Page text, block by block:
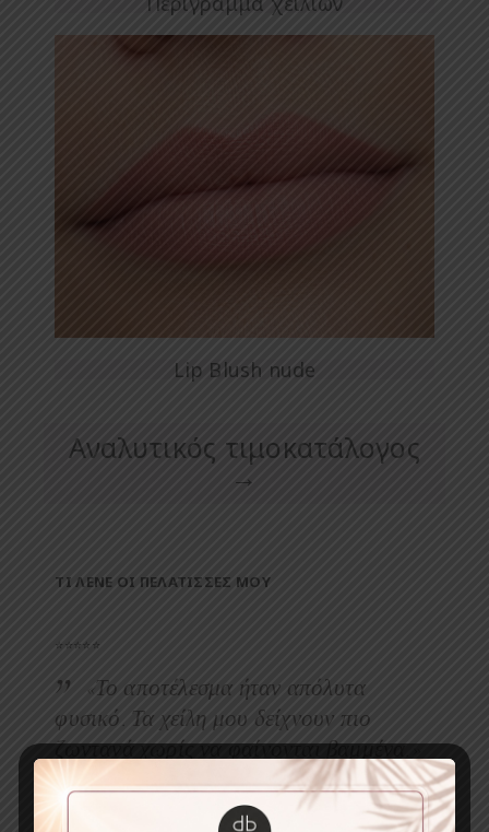
Lip Blush nude
Αναλυτικός τιμοκατάλογος
→
ΤΙ ΛΕΝΕ ΟΙ ΠΕΛΑΤΙΣΣΕΣ ΜΟΥ
⭐⭐⭐⭐⭐
«Το αποτέλεσμα ήταν απόλυτα
φυσικό. Τα χείλη μου δείχνουν πιο
ζωντανά χωρίς να φαίνονται βαμμένα.»